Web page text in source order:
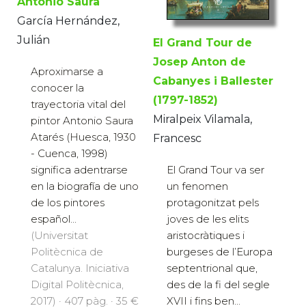
García Hernández,
Julián
Aproximarse a
conocer la
trayectoria vital del
pintor Antonio Saura
Atarés (Huesca, 1930
- Cuenca, 1998)
significa adentrarse
en la biografía de uno
de los pintores
español...
(Universitat
Politècnica de
Catalunya. Iniciativa
Digital Politècnica,
2017) · 407 pàg. · 35 €
El Grand Tour de
Josep Anton de
Cabanyes i Ballester
(1797-1852)
Miralpeix Vilamala,
Francesc
El Grand Tour va ser
un fenomen
protagonitzat pels
joves de les elits
aristocràtiques i
burgeses de l’Europa
septentrional que,
des de la fi del segle
XVII i fins ben...